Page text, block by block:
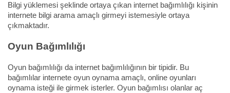
Bilgi yüklemesi şeklinde ortaya çıkan internet bağımlılığı kişinin
internete bilgi arama amaçlı girmeyi istemesiyle ortaya
çıkmaktadır.
Oyun Bağımlılığı
Oyun bağımlılığı da internet bağımlılığının bir tipidir. Bu
bağımlılar internete oyun oynama amaçlı, online oyunları
oynama isteği ile girmek isterler. Oyun bağımlısı olanlar aç